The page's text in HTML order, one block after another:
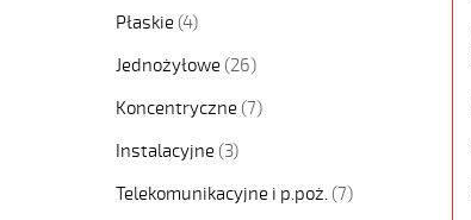
Płaskie (4)
Jednożyłowe (26)
Koncentryczne (7)
Instalacyjne (3)
Telekomunikacyjne i p.poż. (7)